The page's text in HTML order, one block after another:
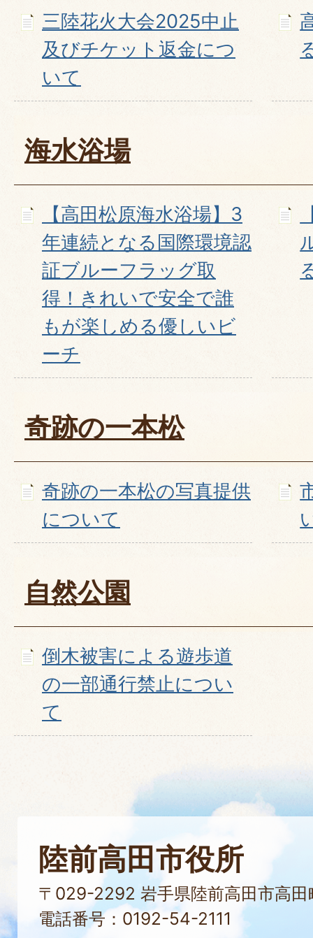
三陸花火大会2025中止
及びチケット返金につ
いて
海水浴場
【高田松原海水浴場】3
年連続となる国際環境認
証ブルーフラッグ取
得！きれいで安全で誰
もが楽しめる優しいビ
ーチ
奇跡の一本松
奇跡の一本松の写真提供
について
自然公園
倒木被害による遊歩道
の一部通行禁止につい
て
陸前高田市役所
〒029-2292 岩手県陸前高田市高田
電話番号：0192-54-2111